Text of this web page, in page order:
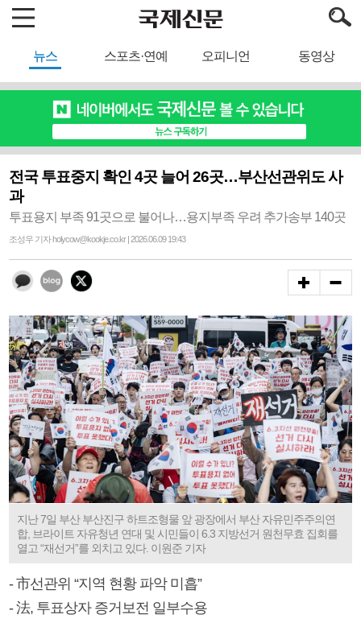
뉴스 스포츠·연예 오피니언 동영상
전국 투표중지 확인 4곳 늘어 26곳…부산선관위도 사
과
투표용지 부족 91곳으로 불어나…용지부족 우려 추가송부 140곳
조성우 기자 holycow@kookje.co.kr | 2026.06.09 19:43
지난 7일 부산 부산진구 하트조형물 앞 광장에서 부산 자유민주주의연
합, 브라이트 자유청년 연대 및 시민들이 6.3 지방선거 원천무효 집회를
열고 “재선거”를 외치고 있다. 이원준 기자
- 市선관위 “지역 현황 파악 미흡”
- 法, 투표상자 증거보전 일부수용